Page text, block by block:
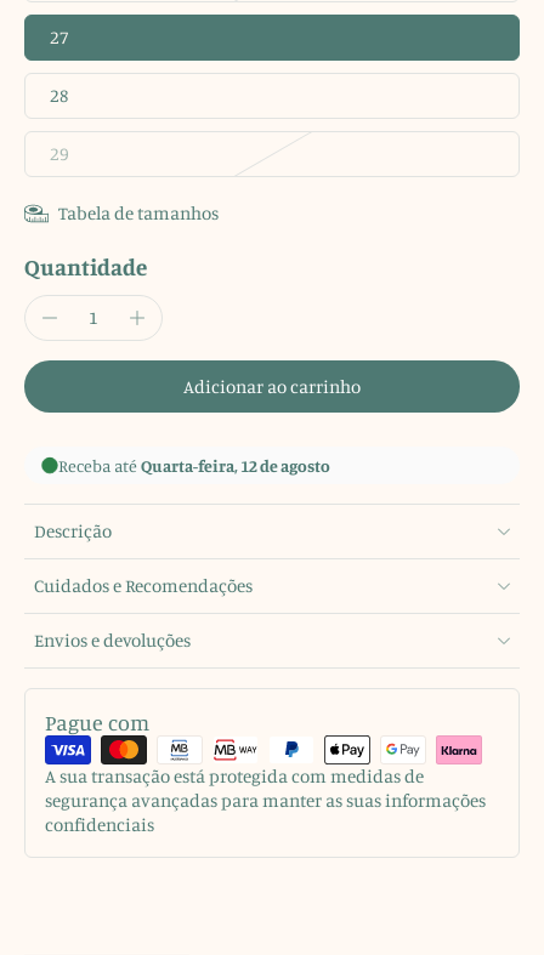
27
28
29
Tabela de tamanhos
Quantidade
Adicionar ao carrinho
Receba atéQuarta-feira, 12 de agosto
Descrição
Cuidados e Recomendações
Envios e devoluções
Pague com
A sua transação está protegida com medidas de
segurança avançadas para manter as suas informações
confidenciais